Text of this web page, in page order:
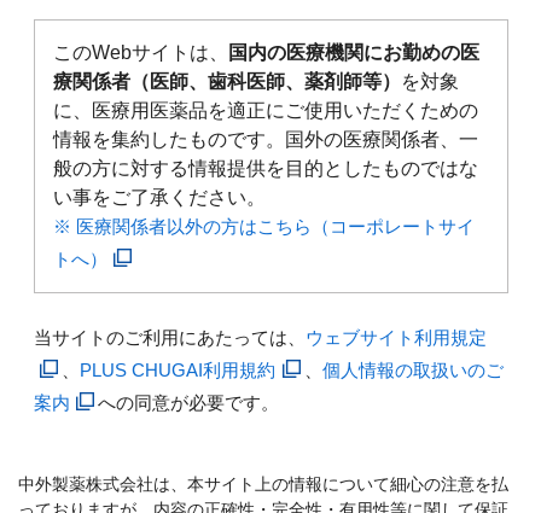
このWebサイトは、
国内の医療機関にお勤めの医
療関係者（医師、歯科医師、薬剤師等）
を対象
に、医療用医薬品を適正にご使用いただくための
情報を集約したものです。国外の医療関係者、一
般の方に対する情報提供を目的としたものではな
い事をご了承ください。
※ 医療関係者以外の方はこちら（コーポレートサイ
トへ）
当サイトのご利用にあたっては、 ウェブサイト利用規定
PLUS CHUGAI利用規約
個人情報の取扱いのご
案内
への同意が必要です。
中外製薬株式会社は、本サイト上の情報について細心の注意を払
っておりますが、内容の正確性・完全性・有用性等に関して保証